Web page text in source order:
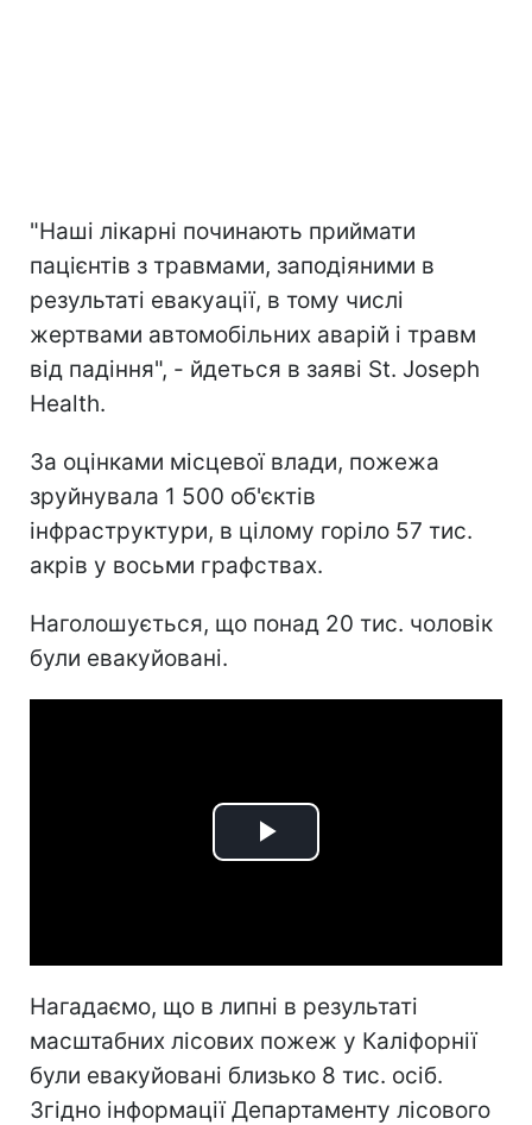
"Наші лікарні починають приймати
пацієнтів з травмами, заподіяними в
результаті евакуації, в тому числі
жертвами автомобільних аварій і травм
від падіння", - йдеться в заяві St. Joseph
Health.
За оцінками місцевої влади, пожежа
зруйнувала 1 500 об'єктів
інфраструктури, в цілому горіло 57 тис.
акрів у восьми графствах.
Наголошується, що понад 20 тис. чоловік
були евакуйовані.
Play
Нагадаємо, що в липні в результаті
масштабних лісових пожеж у Каліфорнії
були евакуйовані близько 8 тис. осіб.
Згідно інформації Департаменту лісового